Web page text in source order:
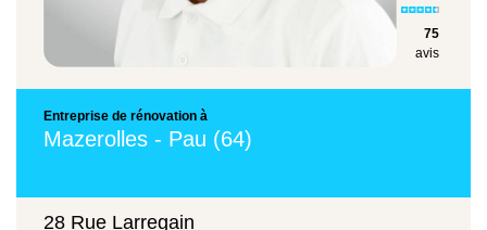
75
avis
Entreprise de rénovation à
Mazerolles - Pau (64)
28 Rue Larregain